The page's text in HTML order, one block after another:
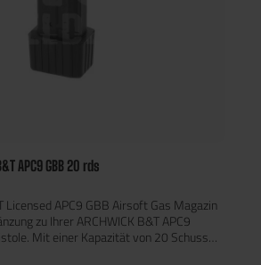
APC9 GBB 20 rds
Licensed APC9 GBB Airsoft Gas Magazin
zu Ihrer ARCHWICK B&T APC9
Mit einer Kapazität von 20 Schuss